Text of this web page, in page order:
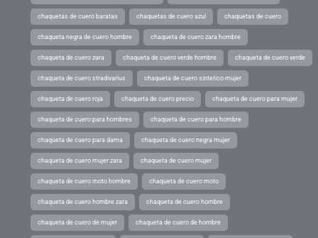
chaquetas de cuero baratas chaquetas de cuero azul chaquetas de cuero
chaqueta negra de cuero hombre chaqueta de cuero zara hombre
chaqueta de cuero zara chaqueta de cuero verde hombre chaqueta de cuero verde
chaqueta de cuero stradivarius chaqueta de cuero sintetico mujer
chaqueta de cuero roja chaqueta de cuero precio chaqueta de cuero para mujer
chaqueta de cuero para hombres chaqueta de cuero para hombre
chaqueta de cuero para dama chaqueta de cuero negra mujer
chaqueta de cuero mujer zara chaqueta de cuero mujer
chaqueta de cuero moto hombre chaqueta de cuero moto
chaqueta de cuero hombre zara chaqueta de cuero hombre
chaqueta de cuero de mujer chaqueta de cuero de hombre